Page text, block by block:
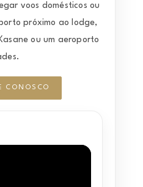
voos domésticos ou
próximo ao lodge,
ou um aeroporto
CONOSCO